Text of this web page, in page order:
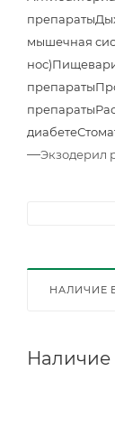
препараты
мышечная
нос)
препараты
препараты
диабете
—Экзодерил
НАЛИЧИЕ
Наличие